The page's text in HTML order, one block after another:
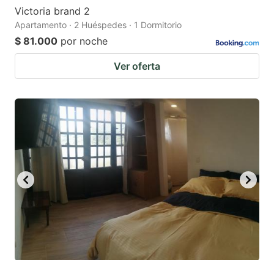
Victoria brand 2
Apartamento · 2 Huéspedes · 1 Dormitorio
$ 81.000 por noche
Ver oferta